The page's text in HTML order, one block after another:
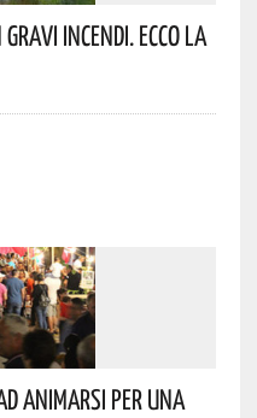
Incendi. Ecco La
Animarsi Per Una